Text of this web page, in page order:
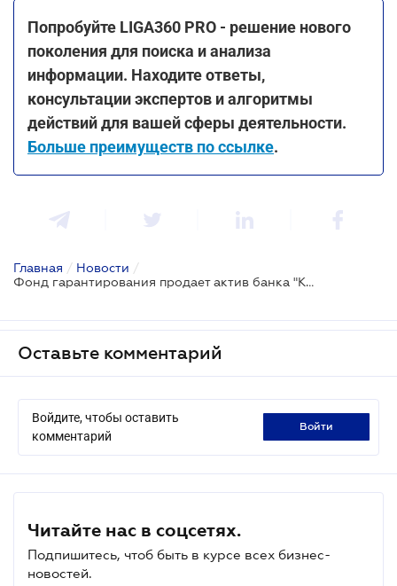
Попробуйте LIGA360 PRO - решение нового
поколения для поиска и анализа
информации. Находите ответы,
консультации экспертов и алгоритмы
действий для вашей сферы деятельности.
Больше преимуществ по ссылке.
Главная / Новости /
Фонд гарантирования продает актив банка "Конкорд"
Оставьте комментарий
Войдите, чтобы оставить
комментарий
войти
Читайте нас в соцсетях.
Подпишитесь, чтоб быть в курсе всех бизнес-
новостей.